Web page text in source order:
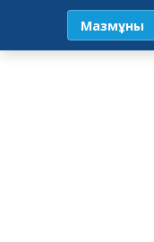
Мазмұны